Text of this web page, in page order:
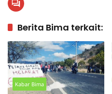
Berita Bima terkait:
Kabar Bima